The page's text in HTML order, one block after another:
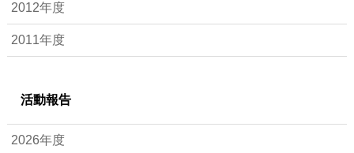
2012年度
2011年度
活動報告
2026年度